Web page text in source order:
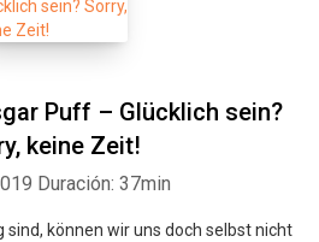
Puff – Glücklich sein?
keine Zeit!
Duración: 37min
können wir uns doch selbst nicht